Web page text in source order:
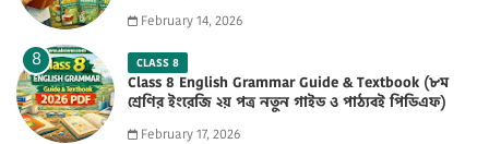
February 14, 2026
CLASS 8
Class 8 English Grammar Guide & Textbook (৮ম
শ্রেণির ইংরেজি ২য় পত্র নতুন গাইড ও পাঠ্যবই পিডিএফ)
February 17, 2026